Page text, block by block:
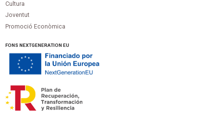
Cultura
Joventut
Promoció Econòmica
FONS NEXTGENERATION EU